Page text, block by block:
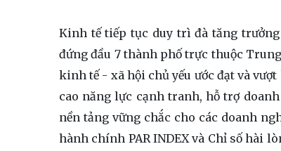
Kinh tế tiếp tục duy trì đà tăng trưởng
đứng đầu 7 thành phố trực thuộc
kinh tế - xã hội chủ yếu ước đạt và
cao năng lực cạnh tranh, hỗ trợ
nền tảng vững chắc cho các doanh
hành chính PAR INDEX và Chỉ số hài